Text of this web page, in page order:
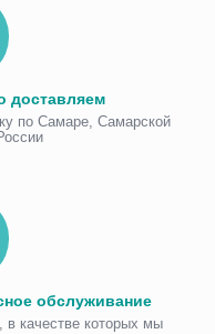
доставляем
по Самаре, Самарской
обслуживание
качестве которых мы